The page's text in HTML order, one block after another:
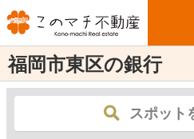
福岡市東区の銀行
スポット